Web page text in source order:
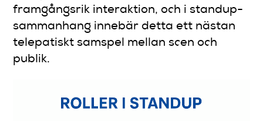
framgångsrik interaktion, och i standup-
sammanhang innebär detta ett nästan
telepatiskt samspel mellan scen och
publik.